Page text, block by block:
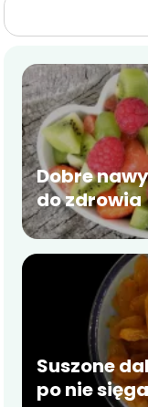
Dobre
do zdrowia
Suszone
po nie